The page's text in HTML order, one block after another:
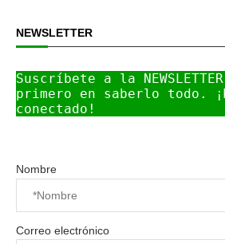
NEWSLETTER
Suscríbete a la
primero en saberlo todo.
conectado!
Nombre
Correo electrónico